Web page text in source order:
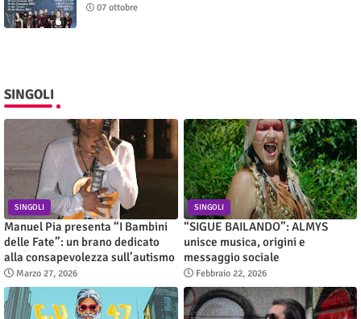
07 ottobre
SINGOLI
SINGOLI
Manuel Pia presenta “I Bambini
delle Fate”: un brano dedicato
alla consapevolezza sull’autismo
Marzo 27, 2026
SINGOLI
“SIGUE BAILANDO”: ALMYS
unisce musica, origini e
messaggio sociale
Febbraio 22, 2026